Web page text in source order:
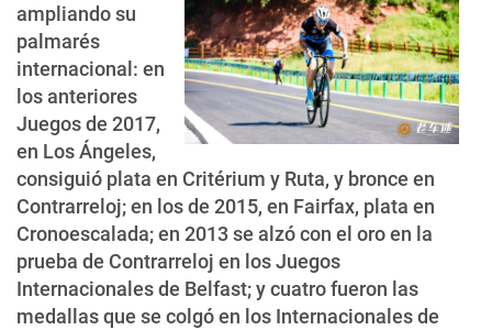
ampliando su
palmarés
internacional: en
los anteriores
Juegos de 2017,
en Los Ángeles,
consiguió plata en Critérium y Ruta, y bronce en
Contrarreloj; en los de 2015, en Fairfax, plata en
Cronoescalada; en 2013 se alzó con el oro en la
prueba de Contrarreloj en los Juegos
Internacionales de Belfast; y cuatro fueron las
medallas que se colgó en los Internacionales de